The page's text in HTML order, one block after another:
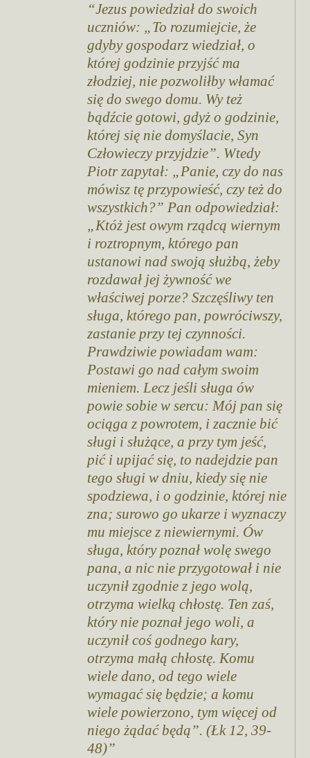
Jezus powiedział do swoich
uczniów: „To rozumiejcie, że
gdyby gospodarz wiedział, o
której godzinie przyjść ma
złodziej, nie pozwoliłby włamać
się do swego domu. Wy też
bądźcie gotowi, gdyż o godzinie,
której się nie domyślacie, Syn
Człowieczy przyjdzie”. Wtedy
Piotr zapytał: „Panie, czy do nas
mówisz tę przypowieść, czy też do
wszystkich?” Pan odpowiedział:
„Któż jest owym rządcą wiernym
i roztropnym, którego pan
ustanowi nad swoją służbą, żeby
rozdawał jej żywność we
właściwej porze? Szczęśliwy ten
sługa, którego pan, powróciwszy,
zastanie przy tej czynności.
Prawdziwie powiadam wam:
Postawi go nad całym swoim
mieniem. Lecz jeśli sługa ów
powie sobie w sercu: Mój pan się
ociąga z powrotem, i zacznie bić
sługi i służące, a przy tym jeść,
pić i upijać się, to nadejdzie pan
tego sługi w dniu, kiedy się nie
spodziewa, i o godzinie, której nie
zna; surowo go ukarze i wyznaczy
mu miejsce z niewiernymi. Ów
sługa, który poznał wolę swego
pana, a nic nie przygotował i nie
uczynił zgodnie z jego wolą,
otrzyma wielką chłostę. Ten zaś,
który nie poznał jego woli, a
uczynił coś godnego kary,
otrzyma małą chłostę. Komu
wiele dano, od tego wiele
wymagać się będzie; a komu
wiele powierzono, tym więcej od
niego żądać będą”. (Łk 12, 39-
48)